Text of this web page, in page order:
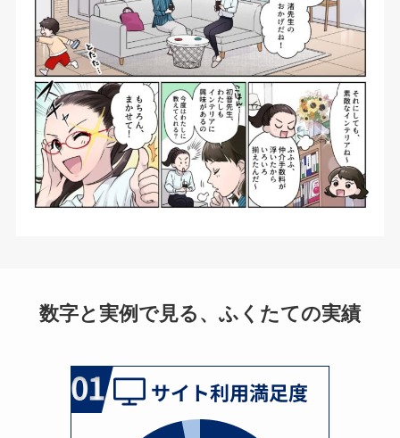
数字と実例で見る、ふくたての実績